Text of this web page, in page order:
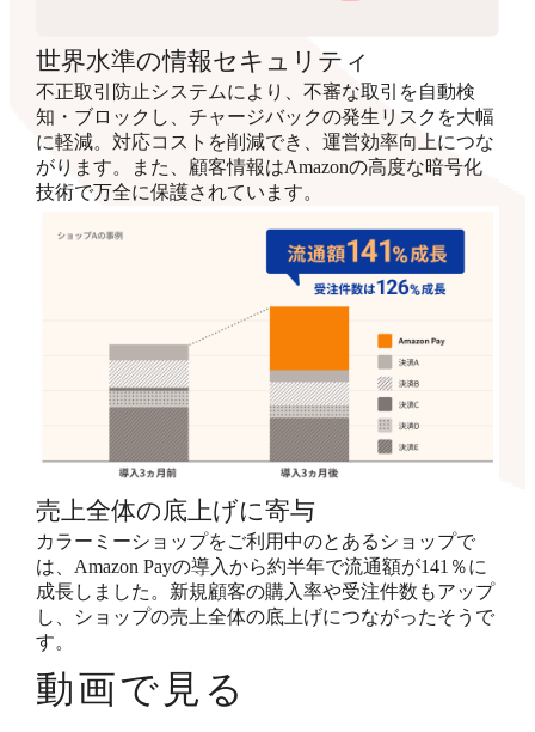
世界水準の情報セキュリティ
不正取引防止システムにより、不審な取引を自動検
知・ブロックし、チャージバックの発生リスクを大幅
に軽減。対応コストを削減でき、運営効率向上につな
がります。また、顧客情報はAmazonの高度な暗号化
技術で万全に保護されています。
売上全体の底上げに寄与
カラーミーショップをご利用中のとあるショップで
は、Amazon Payの導入から約半年で流通額が141％に
成長しました。新規顧客の購入率や受注件数もアップ
し、ショップの売上全体の底上げにつながったそうで
す。
動画で見る